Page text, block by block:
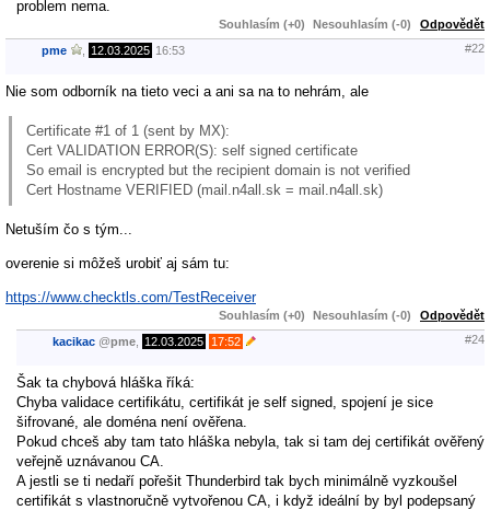
problem nema.
Souhlasím (+0) Nesouhlasím (-0) Odpovědět
pme 12.03.2025 16:53 #22
Nie som odborník na tieto veci a ani sa na to nehrám, ale
Certificate #1 of 1 (sent by MX):
Cert VALIDATION ERROR(S): self signed certificate
So email is encrypted but the recipient domain is not verified
Cert Hostname VERIFIED (mail.n4all.sk = mail.n4all.sk)
Netuším čo s tým...
overenie si môžeš urobiť aj sám tu:
https://www.checktls.com/TestReceiver
Souhlasím (+0) Nesouhlasím (-0) Odpovědět
kacikac @pme 12.03.2025 17:52 #24
Šak ta chybová hláška říká:
Chyba validace certifikátu, certifikát je self signed, spojení je sice
šifrované, ale doména není ověřena.
Pokud chceš aby tam tato hláška nebyla, tak si tam dej certifikát ověřený
veřejně uznávanou CA.
A jestli se ti nedaří pořešit Thunderbird tak bych minimálně vyzkoušel
certifikát s vlastnoručně vytvořenou CA, i když ideální by byl podepsaný